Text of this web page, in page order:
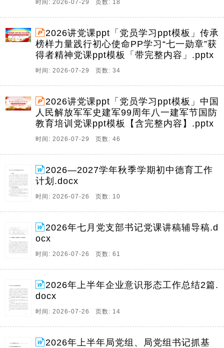
时间: 2026-07-29 页数: 18
2026讲党课ppt「党员学习ppt模板」传承
榜样力量践行初心使命PP学习“七一勋章”获
得者精神党课ppt模板「带完整内容」.pptx
时间: 2026-07-29 页数: 34
2026讲党课ppt「党员学习ppt模板」中国
人民解放军军史建军99周年八一建军节国防
教育培训党课ppt模板【含完整内容】.pptx
时间: 2026-07-29 页数: 46
2026—2027学年秋季学期初中德育工作
计划.docx
时间: 2026-07-26 页数: 10
2026年七月党支部书记党课讲稿辅导稿.d
ocx
时间: 2026-07-26 页数: 61
2026年上半年企业意识形态工作总结2篇.
docx
时间: 2026-07-26 页数: 14
2026年上半年局党组、局党组书记抓基